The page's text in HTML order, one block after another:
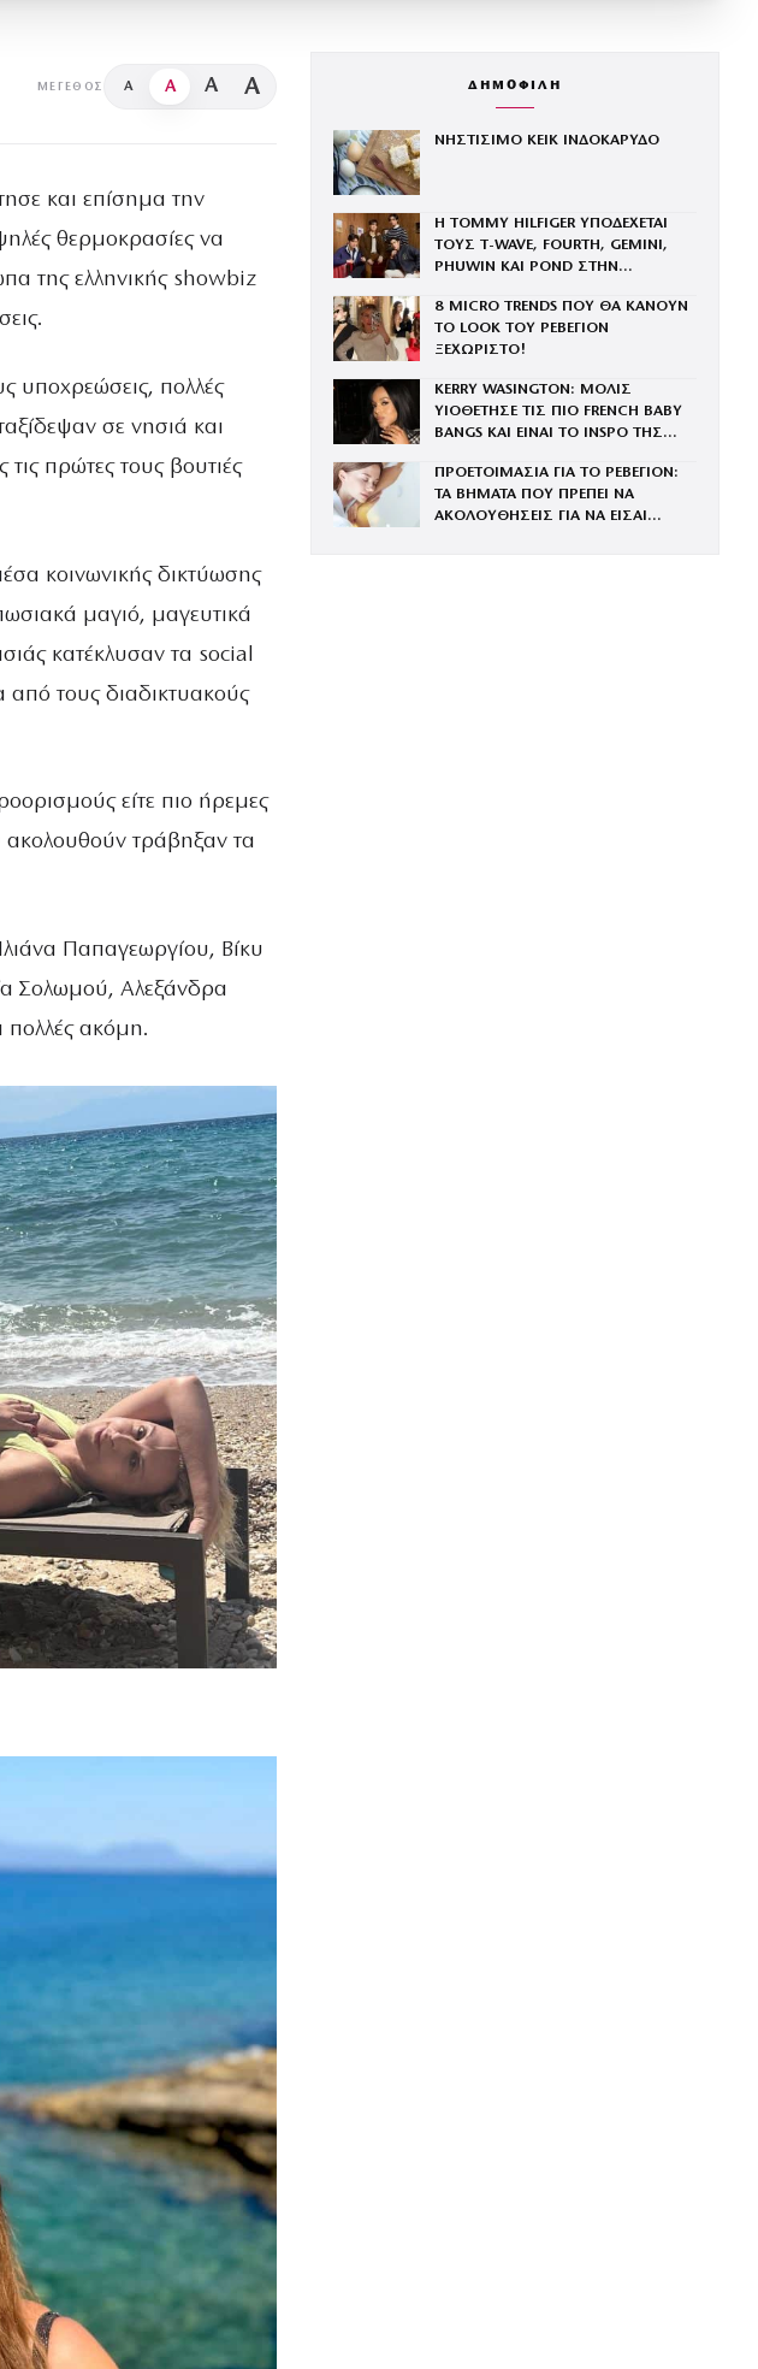
ΜΈΓΕΘΟΣ A A A A
και επίσημα την
θερμοκρασίες να
της ελληνικής showbiz
υποχρεώσεις, πολλές
σε νησιά και
πρώτες τους βουτιές
κοινωνικής δικτύωσης
μαγιό, μαγευτικά
κατέκλυσαν τα social
από τους διαδικτυακούς
είτε πιο ήρεμες
ακολουθούν τράβηξαν τα
Παπαγεωργίου, Βίκυ
Σολωμού, Αλεξάνδρα
ακόμη.
ΔΗΜΟΦΙΛΗ
ΝΗΣΤΙΣΙΜΟ ΚΕΙΚ ΙΝΔΟΚΑΡΥΔΟ
Η TOMMY HILFIGER ΥΠΟΔΕΧΕΤΑΙ
ΤΟΥΣ Τ-WAVE, FOURTH, GEMINI,
PHUWIN ΚΑΙ POND ΣΤΗΝ
8 MICRO TRENDS ΠΟΥ ΘΑ ΚΑΝΟΥΝ
ΤΟ LOOK ΤΟΥ ΡΕΒΕΓΙΟΝ
ΞΕΧΩΡΙΣΤΟ!
KERRY WASINGTON: ΜΟΛΙΣ
ΥΙΟΘΕΤΗΣΕ ΤΙΣ ΠΙΟ FRENCH BABY
BANGS ΚΑΙ ΕΙΝΑΙ ΤΟ INSPO ΤΗΣ
ΠΡΟΕΤΟΙΜΑΣΙΑ ΓΙΑ ΤΟ ΡΕΒΕΓΙΟΝ:
ΤΑ ΒΗΜΑΤΑ ΠΟΥ ΠΡΕΠΕΙ ΝΑ
ΑΚΟΛΟΥΘΗΣΕΙΣ ΓΙΑ ΝΑ ΕΙΣΑΙ